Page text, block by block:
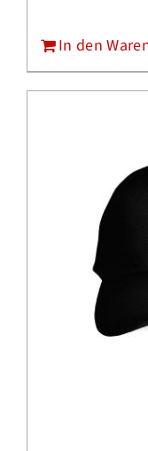
In den